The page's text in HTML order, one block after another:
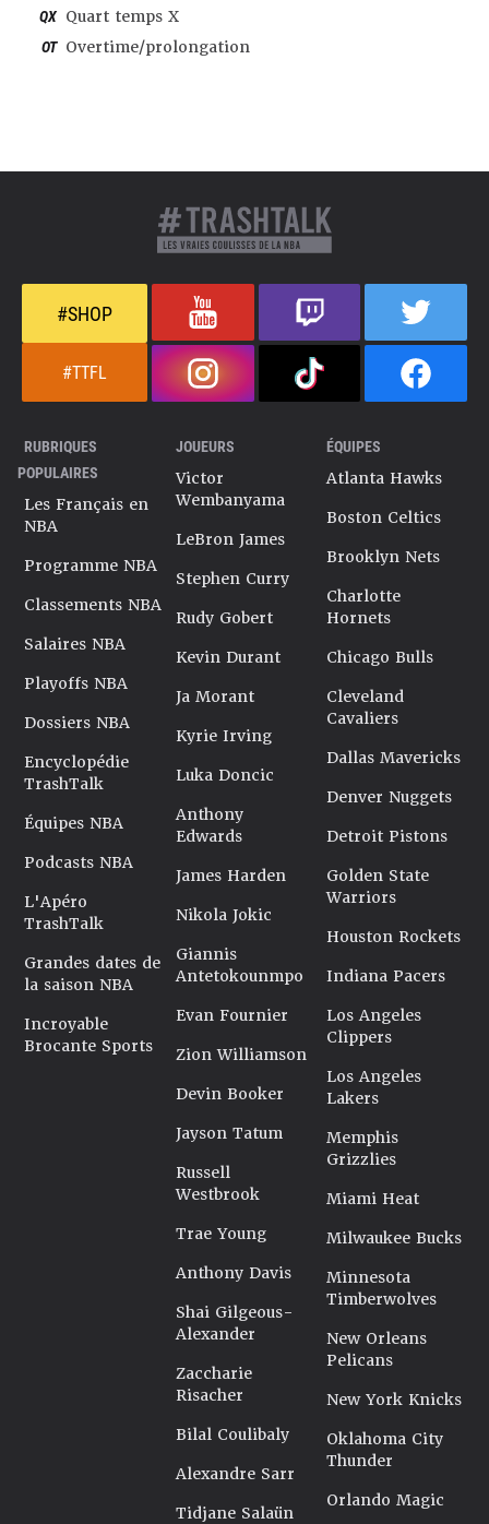
QX Quart temps X
OT Overtime/prolongation
#SHOP
#TTFL
RUBRIQUES
POPULAIRES
Les Français en
NBA
Programme NBA
Classements NBA
Salaires NBA
Playoffs NBA
Dossiers NBA
Encyclopédie
TrashTalk
Équipes NBA
Podcasts NBA
L'Apéro
TrashTalk
Grandes dates de
la saison NBA
Incroyable
Brocante Sports
JOUEURS
Victor
Wembanyama
LeBron James
Stephen Curry
Rudy Gobert
Kevin Durant
Ja Morant
Kyrie Irving
Luka Doncic
Anthony
Edwards
James Harden
Nikola Jokic
Giannis
Antetokounmpo
Evan Fournier
Zion Williamson
Devin Booker
Jayson Tatum
Russell
Westbrook
Trae Young
Anthony Davis
Shai Gilgeous-
Alexander
Zaccharie
Risacher
Bilal Coulibaly
Alexandre Sarr
Tidjane Salaün
ÉQUIPES
Atlanta Hawks
Boston Celtics
Brooklyn Nets
Charlotte
Hornets
Chicago Bulls
Cleveland
Cavaliers
Dallas Mavericks
Denver Nuggets
Detroit Pistons
Golden State
Warriors
Houston Rockets
Indiana Pacers
Los Angeles
Clippers
Los Angeles
Lakers
Memphis
Grizzlies
Miami Heat
Milwaukee Bucks
Minnesota
Timberwolves
New Orleans
Pelicans
New York Knicks
Oklahoma City
Thunder
Orlando Magic